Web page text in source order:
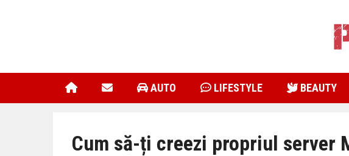
AUTO LIFESTYLE BEAUTY
Cum să-ți creezi propriul server